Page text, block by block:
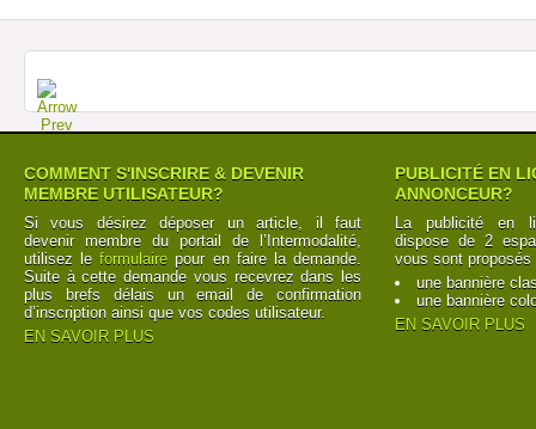
COMMENT S'INSCRIRE & DEVENIR
MEMBRE UTILISATEUR?
Si vous désirez déposer un article, il faut
devenir membre du portail de l’Intermodalité,
utilisez leformulaire pour en faire la demande.
Suite à cette demande vous recevrez dans les
plus brefs délais un email de confirmation
d’inscription ainsi que vos codes utilisateur.
EN SAVOIR PLUS
PUBLICITÉ EN
ANNONCEUR?
La publicité en
dispose de 2
vous sont proposés
une bannière
une bannière
EN SAVOIR PLUS